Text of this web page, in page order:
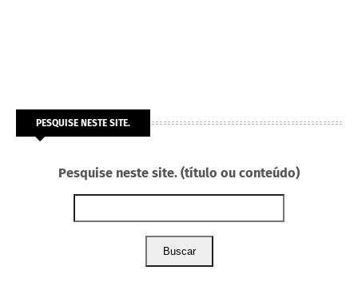
PESQUISE NESTE SITE.
Pesquise neste site. (título ou conteúdo)
Buscar